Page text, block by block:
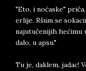
"Eto, i noćaske"
erlije. Ršum se
najutučenijih hećimu
dalo, u apsu."
Tu je, daklem, jadac!